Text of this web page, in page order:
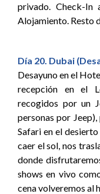
privado. Check-
Alojamiento. Resto
Día 20. Dubai
Desayuno en el
recepción en el
recogidos por un
personas por
Safari en el
caer el sol, nos
donde
shows en vivo
cena volveremos al